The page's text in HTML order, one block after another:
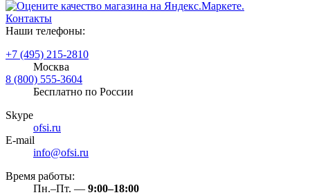
Контакты
Наши телефоны:
+7 (495) 215-2810
Москва
8 (800) 555-3604
Бесплатно по России
Skype
ofsi.ru
E-mail
info@ofsi.ru
Время работы:
Пн.–Пт. — 9:00–18:00